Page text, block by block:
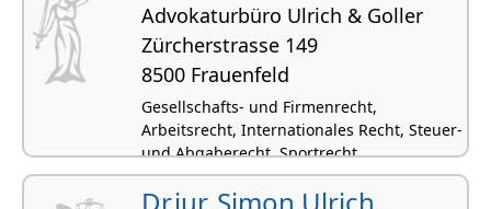
Advokaturbüro Ulrich & Goller
Zürcherstrasse 149
8500 Frauenfeld
Gesellschafts- und Firmenrecht,
Arbeitsrecht, Internationales Recht, Steuer-
und Abgaberecht, Sportrecht